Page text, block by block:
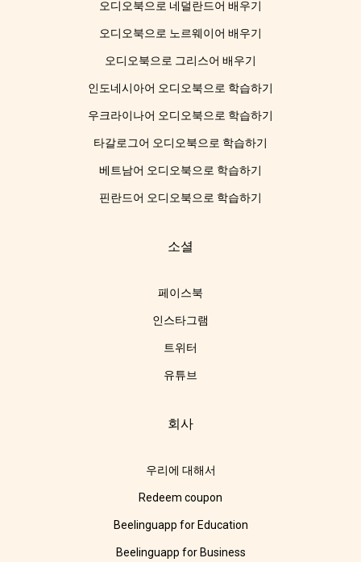
오디오북으로 네덜란드어 배우기
오디오북으로 노르웨이어 배우기
오디오북으로 그리스어 배우기
인도네시아어 오디오북으로 학습하기
우크라이나어 오디오북으로 학습하기
타갈로그어 오디오북으로 학습하기
베트남어 오디오북으로 학습하기
핀란드어 오디오북으로 학습하기
소셜
페이스북
인스타그램
트위터
유튜브
회사
우리에 대해서
Redeem coupon
Beelinguapp for Education
Beelinguapp for Business